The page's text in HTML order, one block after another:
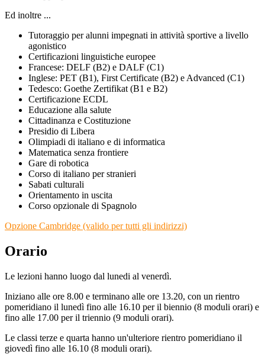
Ed inoltre ...
Tutoraggio per alunni impegnati in attività sportive a livello
agonistico
Certificazioni linguistiche europee
Francese: DELF (B2) e DALF (C1)
Inglese: PET (B1), First Certificate (B2) e Advanced (C1)
Tedesco: Goethe Zertifikat (B1 e B2)
Certificazione ECDL
Educazione alla salute
Cittadinanza e Costituzione
Presidio di Libera
Olimpiadi di italiano e di informatica
Matematica senza frontiere
Gare di robotica
Corso di italiano per stranieri
Sabati culturali
Orientamento in uscita
Corso opzionale di Spagnolo
Opzione Cambridge (valido per tutti gli indirizzi)
Orario
Le lezioni hanno luogo dal lunedi al venerdì.
Iniziano alle ore 8.00 e terminano alle ore 13.20, con un rientro
pomeridiano il lunedì fino alle 16.10 per il biennio (8 moduli orari) e
fino alle 17.00 per il triennio (9 moduli orari).
Le classi terze e quarta hanno un'ulteriore rientro pomeridiano il
giovedì fino alle 16.10 (8 moduli orari).